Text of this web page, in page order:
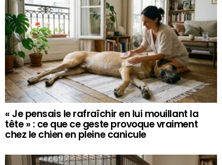
« Je pensais le rafraîchir en lui mouillant la
tête » : ce que ce geste provoque vraiment
chez le chien en pleine canicule